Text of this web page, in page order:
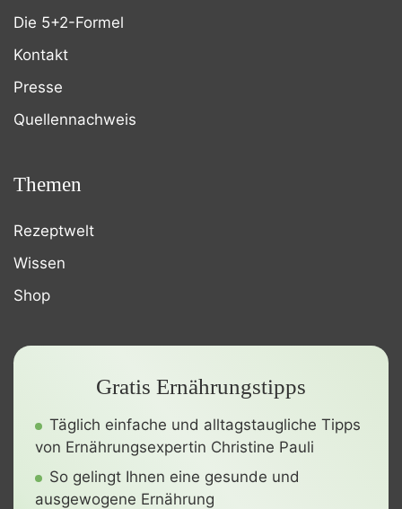
Die 5+2-Formel
Kontakt
Presse
Quellennachweis
Themen
Rezeptwelt
Wissen
Shop
Gratis Ernährungstipps
Täglich einfache und alltagstaugliche Tipps
von Ernährungsexpertin Christine Pauli
So gelingt Ihnen eine gesunde und
ausgewogene Ernährung